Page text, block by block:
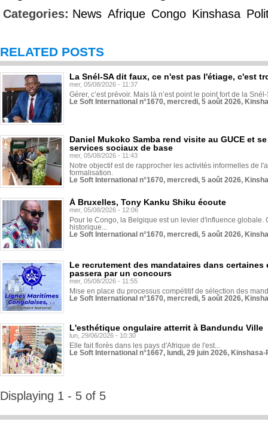
Categories: News Afrique Congo Kinshasa
RELATED POSTS
La Snél-SA dit faux, ce n'est pas l'étiage, c'est
mer, 05/08/2026 - 11:37
Gérer, c’est prévoir. Mais là n’est point le point fort de la
Le Soft International n°1670, mercredi, 5 août 2026,
Daniel Mukoko Samba rend visite au GUCE et
services sociaux de base
mer, 05/08/2026 - 11:43
Notre objectif est de rapprocher les activités informelles de
formalisation.
Le Soft International n°1670, mercredi, 5 août 2026,
À Bruxelles, Tony Kanku Shiku écoute
mer, 05/08/2026 - 12:06
Pour le Congo, la Belgique est un levier d'influence globale.
historique...
Le Soft International n°1670, mercredi, 5 août 2026,
Le recrutement des mandataires dans
passera par un concours
mer, 05/08/2026 - 11:55
Mise en place du processus compétitif de sélection des
Le Soft International n°1670, mercredi, 5 août 2026,
L'esthétique ongulaire atterrit à Bandundu Ville
lun, 29/06/2026 - 10:30
Elle fait florès dans les pays d'Afrique de l'est...
Le Soft International n°1667, lundi, 29 juin 2026,
Displaying 1 - 5 of 5